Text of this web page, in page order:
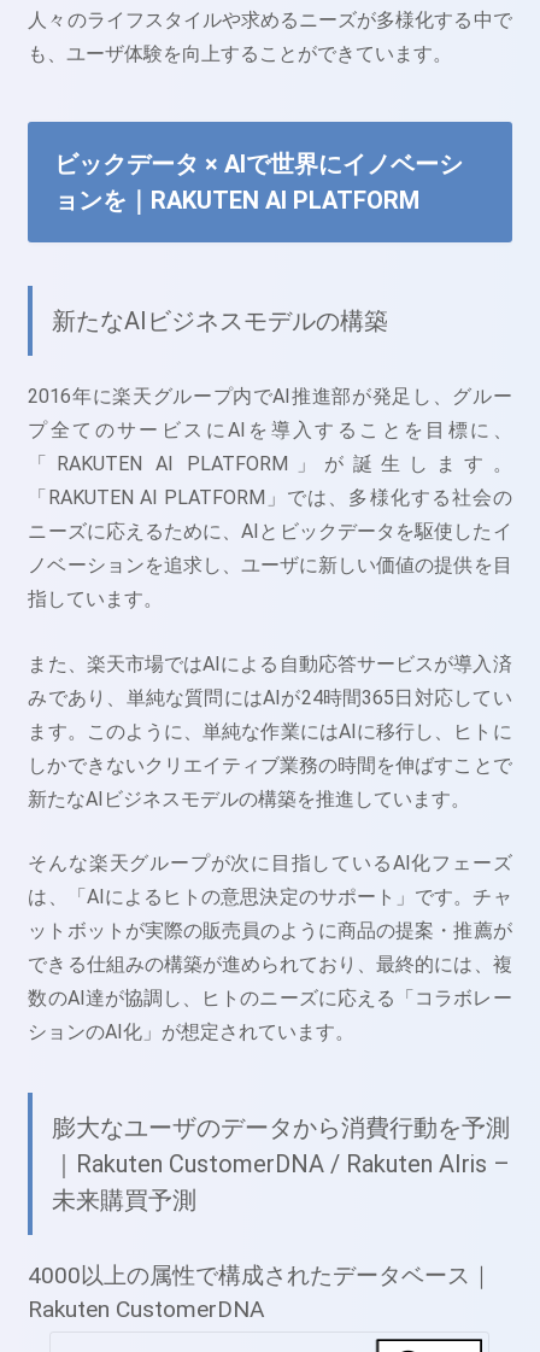
人々のライフスタイルや求めるニーズが多様化する中で
も、ユーザ体験を向上することができています。
ビックデータ × AIで世界にイノベーシ
ョンを｜RAKUTEN AI PLATFORM
新たなAIビジネスモデルの構築
2016年に楽天グループ内でAI推進部が発足し、グルー
プ全てのサービスにAIを導入することを目標に、
「RAKUTEN AI PLATFORM」が誕生します。
「RAKUTEN AI PLATFORM」では、多様化する社会の
ニーズに応えるために、AIとビックデータを駆使したイ
ノベーションを追求し、ユーザに新しい価値の提供を目
指しています。
また、楽天市場ではAIによる自動応答サービスが導入済
みであり、単純な質問にはAIが24時間365日対応してい
ます。このように、単純な作業にはAIに移行し、ヒトに
しかできないクリエイティブ業務の時間を伸ばすことで
新たなAIビジネスモデルの構築を推進しています。
そんな楽天グループが次に目指しているAI化フェーズ
は、「AIによるヒトの意思決定のサポート」です。チャ
ットボットが実際の販売員のように商品の提案・推薦が
できる仕組みの構築が進められており、最終的には、複
数のAI達が協調し、ヒトのニーズに応える「コラボレー
ションのAI化」が想定されています。
膨大なユーザのデータから消費行動を予測
｜Rakuten CustomerDNA / Rakuten AIris –
未来購買予測
4000以上の属性で構成されたデータベース｜
Rakuten CustomerDNA